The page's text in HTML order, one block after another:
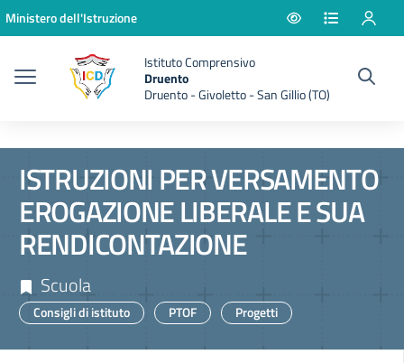
Vai ai contenuti
Vai al menu di navigazione
Vai al footer
Ministero dell'Istruzione
Istituto Comprensivo
Druento
Druento - Givoletto - San Gillio (TO)
ISTRUZIONI PER VERSAMENTO
EROGAZIONE LIBERALE E SUA
RENDICONTAZIONE
Scuola
Consigli di istituto PTOF Progetti